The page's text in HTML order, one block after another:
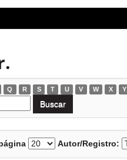
Q R S T U V W X Y
Autor/Registro: